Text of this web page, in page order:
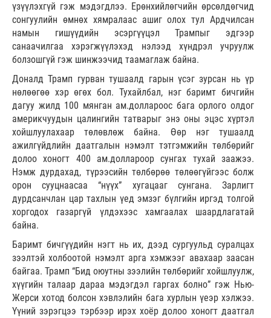
үзүүлэхгүй гэж мэдэгдлээ. Ерөнхийлөгчийн өрсөлдөгчид
сонгуулийн өмнөх хямралаас ашиг олох тул Ардчилсан
намын гишүүдийн эсэргүүцэл Трампыг эдгээр
санаачилгаа хэрэгжүүлэхэд нэлээд хүндрэл учруулж
болзошгүй гэж шинжээчид таамаглаж байна.
Доналд Трамп гурван тушаалд гарын үсэг зурсан нь үр
нөлөөгөө хэр өгөх бол. Тухайлбал, нэг баримт бичгийн
дагуу жилд 100 мянган ам.доллароос бага орлого олдог
америкчуудын цалингийн татварыг энэ оны эцэс хүртэл
хойшлуулахаар төлөвлөж байна. Өөр нэг тушаалд
ажилгүйдлийн даатгалын нэмэлт тэтгэмжийн төлбөрийг
долоо хоногт 400 ам.доллароор сунгах тухай заажээ.
Нэмж дурдахад, түрээсийн төлбөрөө төлөөгүйгээс болж
орон сууцнаасаа “нүүх” хугацааг сунгана. Зарлигт
дурдсанчлан цар тахлын үед эмзэг бүлгийн иргэд толгой
хоргодох газаргүй үлдэхээс хамгаалах шаардлагатай
байна.
Баримт бичгүүдийн нэгт нь их, дээд сургуульд суралцах
зээлтэй холбоотой нэмэлт арга хэмжээг авахаар заасан
байгаа. Трамп “Бид оюутны зээлийн төлбөрийг хойшлуулж,
хүүгийн талаар дараа мэдэгдэл гаргах болно” гэж Нью-
Жерси хотод болсон хэвлэлийн бага хурлын үеэр хэлжээ.
Үүний зэрэгцээ тэрбээр ирэх хоёр долоо хоногт даатгал